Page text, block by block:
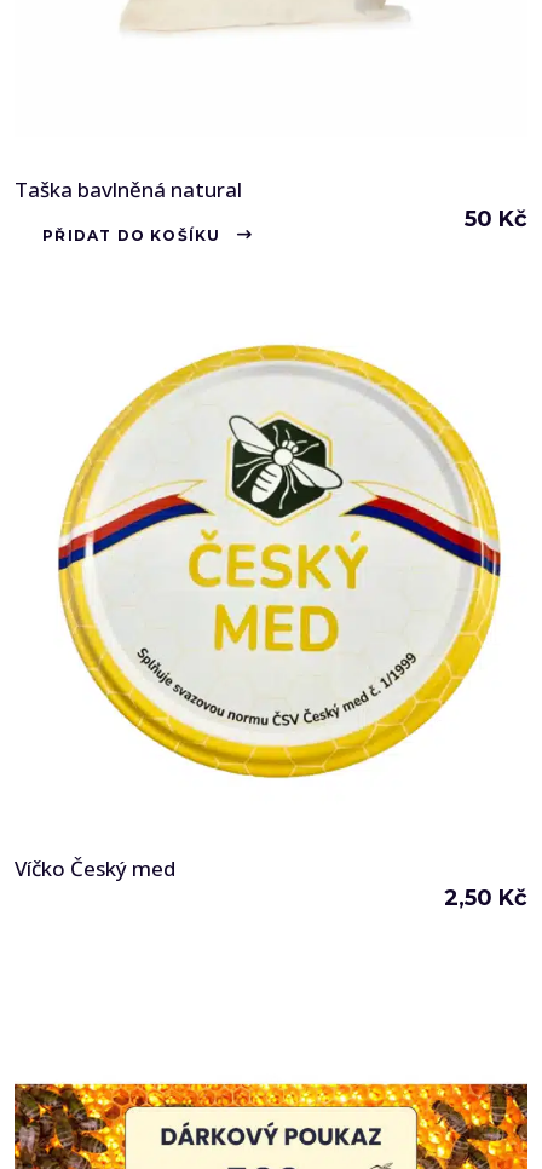
Taška bavlněná natural
50 Kč
PŘIDAT DO KOŠÍKU
Víčko Český med
2,50 Kč